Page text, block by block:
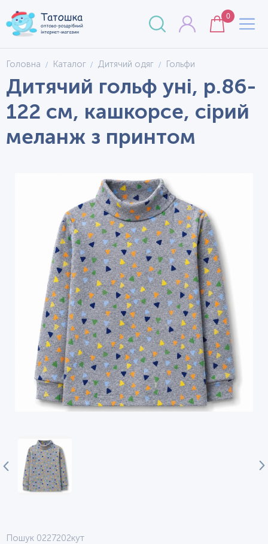
0
Головна Каталог Дитячий одяг Гольфи
Дитячий гольф уні, р.86-
122 см, кашкорсе, сірий
меланж з принтом
Пошук 0227202кут